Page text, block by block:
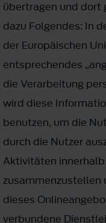
übertragen und dort
dazu Folgendes: In
der Europäischen
entsprechendes
die Verarbeitung
wird diese
benutzen, um die
durch die Nutzer
Aktivitäten
zusammenzustellen
dieses
verbundene